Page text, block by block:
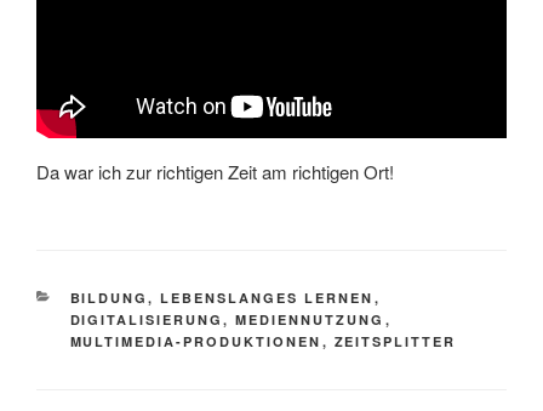
Da war ich zur richtigen Zeit am richtigen Ort!
KATEGORIEN
BILDUNG, LEBENSLANGES LERNEN ,
DIGITALISIERUNG, MEDIENNUTZUNG ,
MULTIMEDIA-PRODUKTIONEN , ZEITSPLITTER